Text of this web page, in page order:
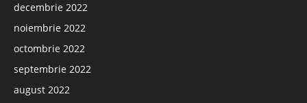
decembrie 2022
noiembrie 2022
octombrie 2022
septembrie 2022
august 2022